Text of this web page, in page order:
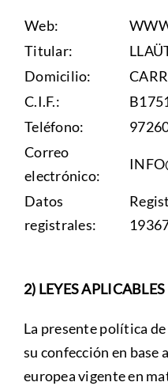
Web:
Titular:
Domicilio:
C.I.F.:
Teléfono:
Correo
electrónico:
Datos
registrales:
2) LEYES APLICABLES
La presente política
su confección en base
europea vigente en